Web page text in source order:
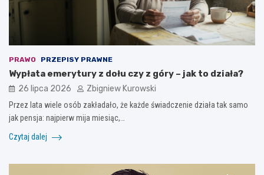
PRAWO PRZEPISY PRAWNE
Wypłata emerytury z dołu czy z góry – jak to działa?
26 lipca 2026 Zbigniew Kurowski
Przez lata wiele osób zakładało, że każde świadczenie działa tak samo
jak pensja: najpierw mija miesiąc,…
Czytaj dalej